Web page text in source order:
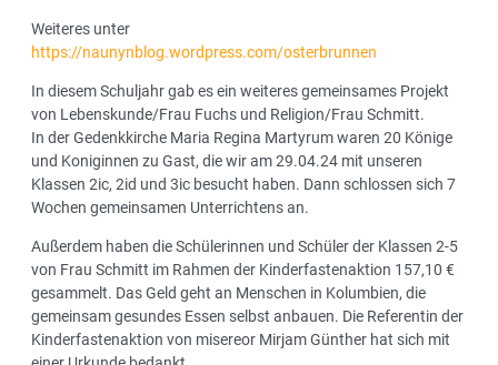
Weiteres unter
https://naunynblog.wordpress.com/osterbrunnen
In diesem Schuljahr gab es ein weiteres gemeinsames Projekt
von Lebenskunde/Frau Fuchs und Religion/Frau Schmitt.
In der Gedenkkirche Maria Regina Martyrum waren 20 Könige
und Koniginnen zu Gast, die wir am 29.04.24 mit unseren
Klassen 2ic, 2id und 3ic besucht haben. Dann schlossen sich 7
Wochen gemeinsamen Unterrichtens an.
Außerdem haben die Schülerinnen und Schüler der Klassen 2-5
von Frau Schmitt im Rahmen der Kinderfastenaktion 157,10 €
gesammelt. Das Geld geht an Menschen in Kolumbien, die
gemeinsam gesundes Essen selbst anbauen. Die Referentin der
Kinderfastenaktion von misereor Mirjam Günther hat sich mit